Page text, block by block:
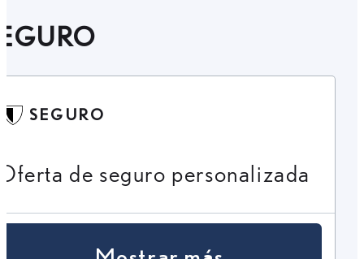
SEGURO
de seguro personalizada